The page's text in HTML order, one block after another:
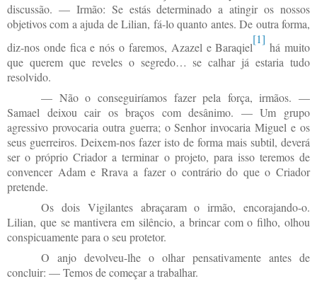
discussão. — Irmão: Se estás determinado a atingir os nossos
objetivos com a ajuda de Lilian, fá-lo quanto antes. De outra forma,
diz-nos onde fica e nós o faremos, Azazel e Baraqiel
[1]
há muito
que querem que reveles o segredo… se calhar já estaria tudo
resolvido.
— Não o conseguiríamos fazer pela força, irmãos. —
Samael deixou cair os braços com desânimo. — Um grupo
agressivo provocaria outra guerra; o Senhor invocaria Miguel e os
seus guerreiros. Deixem-nos fazer isto de forma mais subtil, deverá
ser o próprio Criador a terminar o projeto, para isso teremos de
convencer Adam e Rrava a fazer o contrário do que o Criador
pretende.
Os dois Vigilantes abraçaram o irmão, encorajando-o.
Lilian, que se mantivera em silêncio, a brincar com o filho, olhou
conspicuamente para o seu protetor.
O anjo devolveu-lhe o olhar pensativamente antes de
concluir: — Temos de começar a trabalhar.